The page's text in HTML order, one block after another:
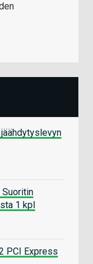
1 kpl
PCI Express